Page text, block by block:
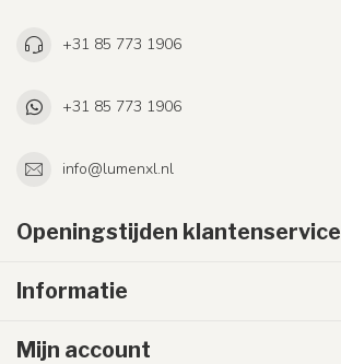
+31 85 773 1906
+31 85 773 1906
info@lumenxl.nl
Openingstijden klantenservice
Informatie
Mijn account